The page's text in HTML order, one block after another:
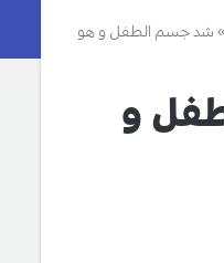
شد جسم الطفل و هو
و